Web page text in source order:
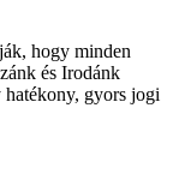
hogy minden
és Irodánk
hatékony, gyors jogi